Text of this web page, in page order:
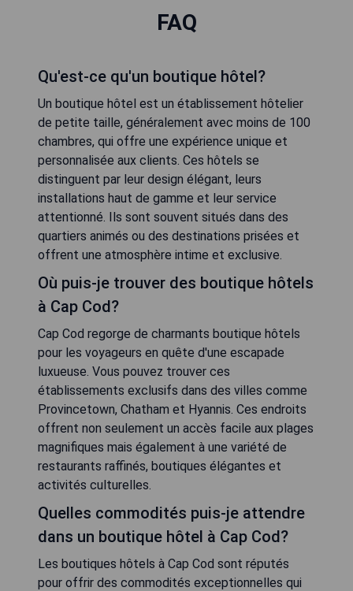
FAQ
Qu'est-ce qu'un boutique hôtel?
Un boutique hôtel est un établissement hôtelier
de petite taille, généralement avec moins de 100
chambres, qui offre une expérience unique et
personnalisée aux clients. Ces hôtels se
distinguent par leur design élégant, leurs
installations haut de gamme et leur service
attentionné. Ils sont souvent situés dans des
quartiers animés ou des destinations prisées et
offrent une atmosphère intime et exclusive.
Où puis-je trouver des boutique hôtels
à Cap Cod?
Cap Cod regorge de charmants boutique hôtels
pour les voyageurs en quête d'une escapade
luxueuse. Vous pouvez trouver ces
établissements exclusifs dans des villes comme
Provincetown, Chatham et Hyannis. Ces endroits
offrent non seulement un accès facile aux plages
magnifiques mais également à une variété de
restaurants raffinés, boutiques élégantes et
activités culturelles.
Quelles commodités puis-je attendre
dans un boutique hôtel à Cap Cod?
Les boutiques hôtels à Cap Cod sont réputés
pour offrir des commodités exceptionnelles qui